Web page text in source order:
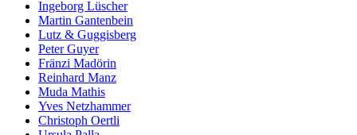
Ingeborg Lüscher
Martin Gantenbein
Lutz & Guggisberg
Peter Guyer
Fränzi Madörin
Reinhard Manz
Muda Mathis
Yves Netzhammer
Christoph Oertli